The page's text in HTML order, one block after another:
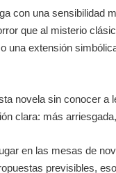
con una sensibilidad
que al misterio
una extensión
novela sin conocer
clara: más
en las mesas de
previsibles,